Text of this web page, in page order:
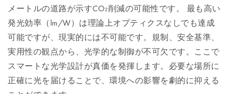
メートルの道路が示すCO₂削減の可能性です。 最も高い
発光効率（lm/W）は理論上オプティクスなしでも達成
可能ですが、現実的には不可能です。規制、安全基準、
実用性の観点から、光学的な制御が不可欠です。ここで
スマートな光学設計が真価を発揮します。必要な場所に
正確に光を届けることで、環境への影響を劇的に抑える